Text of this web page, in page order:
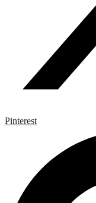
Pinterest